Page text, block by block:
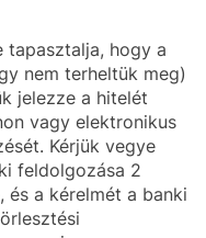
tapasztalja, hogy a
nem terheltük meg)
jelezze a hitelét
vagy elektronikus
Kérjük vegye
feldolgozása 2
és a kérelmét a banki